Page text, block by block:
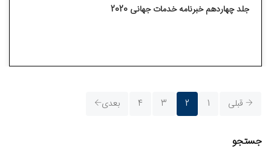
جلد چهاردهم خبرنامه خدمات جهانی 2020
قبلی 1
2
3
4 بعدی
جستجو